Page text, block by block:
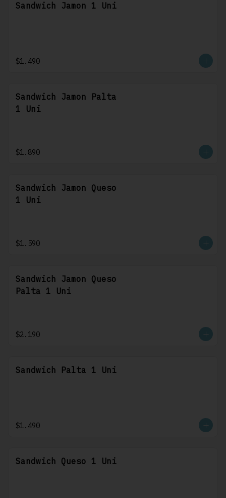
Sandwich Jamon 1 Uni
$1.490
Sandwich Jamon Palta
1 Uni
$1.890
Sandwich Jamon Queso
1 Uni
$1.590
Sandwich Jamon Queso
Palta 1 Uni
$2.190
Sandwich Palta 1 Uni
$1.490
Sandwich Queso 1 Uni